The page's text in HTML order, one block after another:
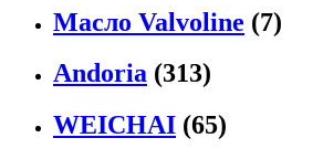
Масло Valvoline (7)
Andoria (313)
WEICHAI (65)